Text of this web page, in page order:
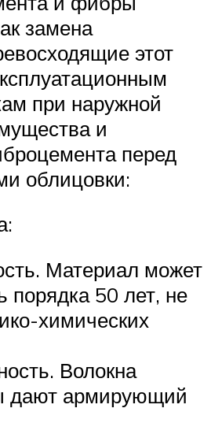
замена
этот
при наружной
и
перед
облицовки:
Материал может
порядка 50 лет, не
химических
Волокна
дают армирующий